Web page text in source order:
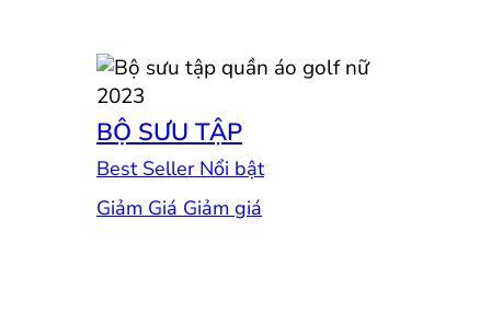
BỘ SƯU TẬP
Best Seller
Giảm Giá